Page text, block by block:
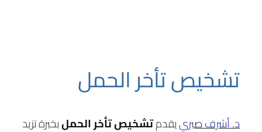
تشخيص تأخر الحمل
د. أشرف صبرييقدمتشخيص تأخر الحملبخبرة تزيد